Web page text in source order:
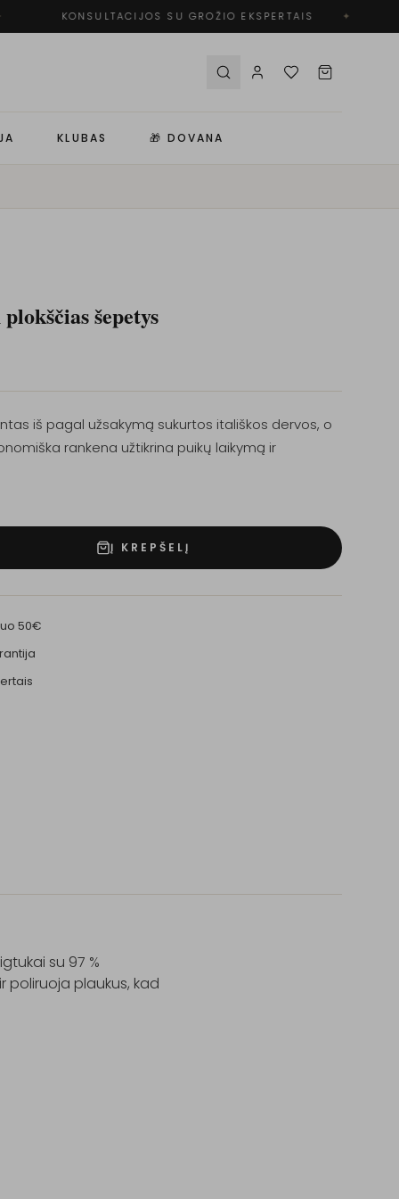
KONSULTACIJOS SU GROŽIO EKSPERTAIS ✦
KLUBAS 🎁 DOVANA
šepetys
iš pagal užsakymą sukurtos itališkos dervos, o
rankena užtikrina puikų laikymą ir
Į KREPŠELĮ
50€
su 97 %
poliruoja plaukus, kad